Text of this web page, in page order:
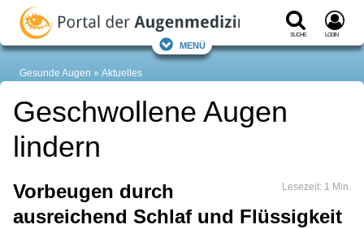
Suche Login
Menü
Gesunde Augen Aktuelles
Geschwollene Augen
lindern
Lesezeit: 1 Min.
Vorbeugen durch
ausreichend Schlaf und Flüssigkeit